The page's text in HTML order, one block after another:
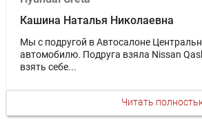
Кашина Наталья Николаевна
Мы с подругой в Автосалоне
автомобилю. Подруга взяла Nissan
взять себе...
Читать